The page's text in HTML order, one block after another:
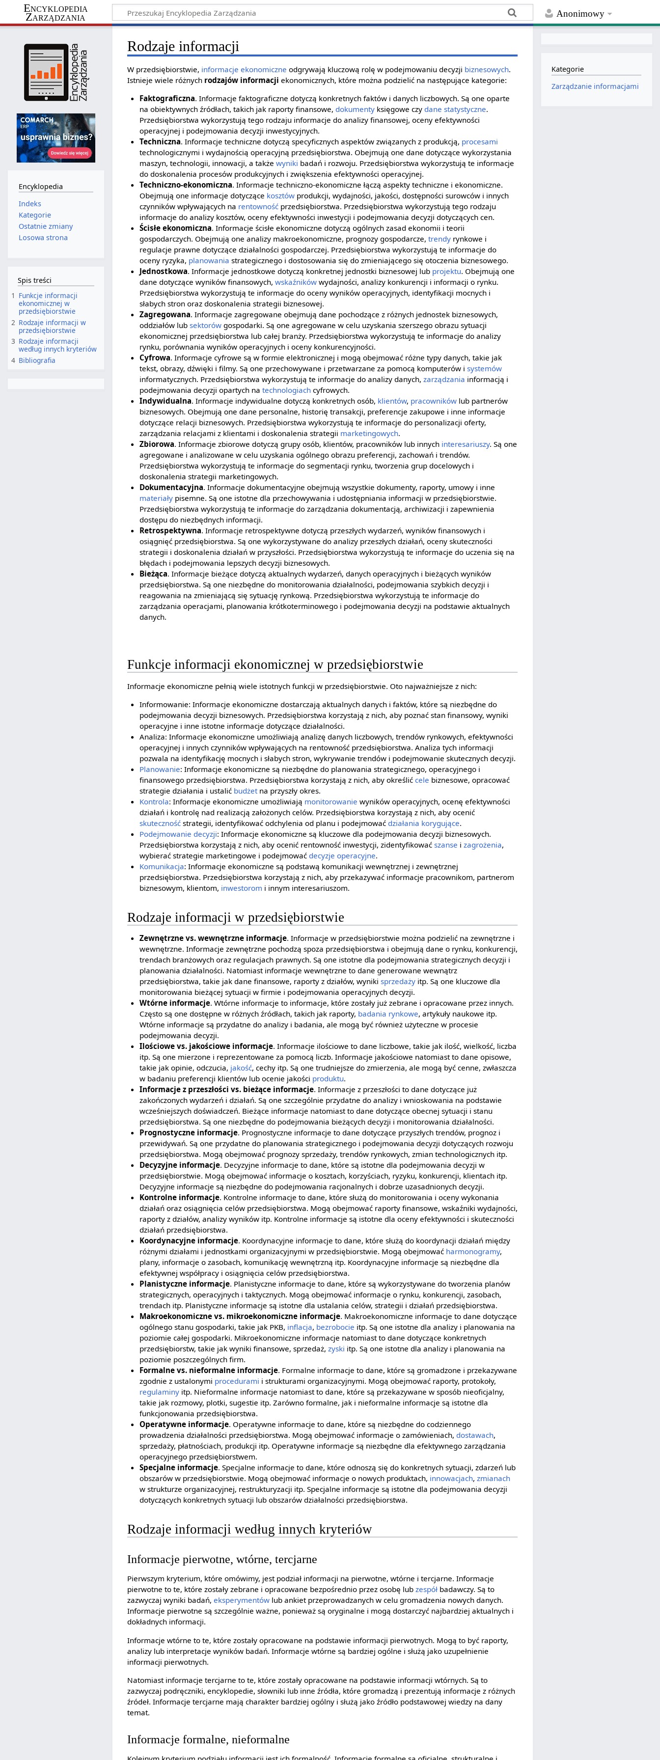
Anonimowy
Encyklopedia
Zarządzania
Rodzaje informacji
W przedsiębiorstwie, informacje ekonomiczne odgrywają kluczową rolę w podejmowaniu decyzji biznesowych.
Istnieje wiele różnych rodzajów informacji ekonomicznych, które można podzielić na następujące kategorie:
Faktograficzna. Informacje faktograficzne dotyczą konkretnych faktów i danych liczbowych. Są one oparte
na obiektywnych źródłach, takich jak raporty finansowe, dokumentyksięgowe czy dane statystyczne.
Przedsiębiorstwa wykorzystują tego rodzaju informacje do analizy finansowej, oceny efektywności
operacyjnej i podejmowania decyzji inwestycyjnych.
Techniczna. Informacje techniczne dotyczą specyficznych aspektów związanych z produkcją, procesami
technologicznymi i wydajnością operacyjną przedsiębiorstwa. Obejmują one dane dotyczące wykorzystania
maszyn, technologii, innowacji, a także wyniki badań i rozwoju. Przedsiębiorstwa wykorzystują te informacje
do doskonalenia procesów produkcyjnych i zwiększenia efektywności operacyjnej.
Techniczno-ekonomiczna. Informacje techniczno-ekonomiczne łączą aspekty techniczne i ekonomiczne.
Obejmują one informacje dotyczące kosztówprodukcji, wydajności, jakości, dostępności surowców i innych
czynników wpływających na rentownośćprzedsiębiorstwa. Przedsiębiorstwa wykorzystują tego rodzaju
informacje do analizy kosztów, oceny efektywności inwestycji i podejmowania decyzji dotyczących cen.
Ścisłe ekonomiczna. Informacje ścisłe ekonomiczne dotyczą ogólnych zasad ekonomii i teorii
gospodarczych. Obejmują one analizy makroekonomiczne, prognozy gospodarcze, trendyrynkowe i
regulacje prawne dotyczące działalności gospodarczej. Przedsiębiorstwa wykorzystują te informacje do
oceny ryzyka, planowania strategicznego i dostosowania się do zmieniającego się otoczenia biznesowego.
Jednostkowa. Informacje jednostkowe dotyczą konkretnej jednostki biznesowej lub projektu. Obejmują one
dane dotyczące wyników finansowych, wskaźnikówwydajności, analizy konkurencji i informacji o rynku.
Przedsiębiorstwa wykorzystują te informacje do oceny wyników operacyjnych, identyfikacji mocnych i
słabych stron oraz doskonalenia strategii biznesowej.
Zagregowana. Informacje zagregowane obejmują dane pochodzące z różnych jednostek biznesowych,
oddziałów lub sektorówgospodarki. Są one agregowane w celu uzyskania szerszego obrazu sytuacji
ekonomicznej przedsiębiorstwa lub całej branży. Przedsiębiorstwa wykorzystują te informacje do analizy
rynku, porównania wyników operacyjnych i oceny konkurencyjności.
Cyfrowa. Informacje cyfrowe są w formie elektronicznej i mogą obejmować różne typy danych, takie jak
tekst, obrazy, dźwięki i filmy. Są one przechowywane i przetwarzane za pomocą komputerów i systemów
informatycznych. Przedsiębiorstwa wykorzystują te informacje do analizy danych, zarządzania informacją i
podejmowania decyzji opartych na technologiachcyfrowych.
Indywidualna. Informacje indywidualne dotyczą konkretnych osób, klientów, pracownikówlub partnerów
biznesowych. Obejmują one dane personalne, historię transakcji, preferencje zakupowe i inne informacje
dotyczące relacji biznesowych. Przedsiębiorstwa wykorzystują te informacje do personalizacji oferty,
zarządzania relacjami z klientami i doskonalenia strategii marketingowych.
Zbiorowa. Informacje zbiorowe dotyczą grupy osób, klientów, pracowników lub innych interesariuszy. Są one
agregowane i analizowane w celu uzyskania ogólnego obrazu preferencji, zachowań i trendów.
Przedsiębiorstwa wykorzystują te informacje do segmentacji rynku, tworzenia grup docelowych i
doskonalenia strategii marketingowych.
Dokumentacyjna. Informacje dokumentacyjne obejmują wszystkie dokumenty, raporty, umowy i inne
materiałypisemne. Są one istotne dla przechowywania i udostępniania informacji w przedsiębiorstwie.
Przedsiębiorstwa wykorzystują te informacje do zarządzania dokumentacją, archiwizacji i zapewnienia
dostępu do niezbędnych informacji.
Retrospektywna. Informacje retrospektywne dotyczą przeszłych wydarzeń, wyników finansowych i
osiągnięć przedsiębiorstwa. Są one wykorzystywane do analizy przeszłych działań, oceny skuteczności
strategii i doskonalenia działań w przyszłości. Przedsiębiorstwa wykorzystują te informacje do uczenia się na
błędach i podejmowania lepszych decyzji biznesowych.
Bieżąca. Informacje bieżące dotyczą aktualnych wydarzeń, danych operacyjnych i bieżących wyników
przedsiębiorstwa. Są one niezbędne do monitorowania działalności, podejmowania szybkich decyzji i
reagowania na zmieniającą się sytuację rynkową. Przedsiębiorstwa wykorzystują te informacje do
zarządzania operacjami, planowania krótkoterminowego i podejmowania decyzji na podstawie aktualnych
danych.
Funkcje informacji ekonomicznej w przedsiębiorstwie
Informacje ekonomiczne pełnią wiele istotnych funkcji w przedsiębiorstwie. Oto najważniejsze z nich:
Informowanie: Informacje ekonomiczne dostarczają aktualnych danych i faktów, które są niezbędne do
podejmowania decyzji biznesowych. Przedsiębiorstwa korzystają z nich, aby poznać stan finansowy, wyniki
operacyjne i inne istotne informacje dotyczące działalności.
Analiza: Informacje ekonomiczne umożliwiają analizę danych liczbowych, trendów rynkowych, efektywności
operacyjnej i innych czynników wpływających na rentowność przedsiębiorstwa. Analiza tych informacji
pozwala na identyfikację mocnych i słabych stron, wykrywanie trendów i podejmowanie skutecznych decyzji.
Planowanie: Informacje ekonomiczne są niezbędne do planowania strategicznego, operacyjnego i
finansowego przedsiębiorstwa. Przedsiębiorstwa korzystają z nich, aby określić cele biznesowe, opracować
strategie działania i ustalić budżetna przyszły okres.
Kontrola: Informacje ekonomiczne umożliwiają monitorowanie wyników operacyjnych, ocenę efektywności
działań i kontrolę nad realizacją założonych celów. Przedsiębiorstwa korzystają z nich, aby ocenić
skutecznośćstrategii, identyfikować odchylenia od planu i podejmować działania korygujące.
Podejmowanie decyzji: Informacje ekonomiczne są kluczowe dla podejmowania decyzji biznesowych.
Przedsiębiorstwa korzystają z nich, aby ocenić rentowność inwestycji, zidentyfikować szanse i zagrożenia,
wybierać strategie marketingowe i podejmować decyzje operacyjne.
Komunikacja: Informacje ekonomiczne są podstawą komunikacji wewnętrznej i zewnętrznej
przedsiębiorstwa. Przedsiębiorstwa korzystają z nich, aby przekazywać informacje pracownikom, partnerom
biznesowym, klientom, inwestorom i innym interesariuszom.
Rodzaje informacji w przedsiębiorstwie
Zewnętrzne vs. wewnętrzne informacje. Informacje w przedsiębiorstwie można podzielić na zewnętrzne i
wewnętrzne. Informacje zewnętrzne pochodzą spoza przedsiębiorstwa i obejmują dane o rynku, konkurencji,
trendach branżowych oraz regulacjach prawnych. Są one istotne dla podejmowania strategicznych decyzji i
planowania działalności. Natomiast informacje wewnętrzne to dane generowane wewnątrz
przedsiębiorstwa, takie jak dane finansowe, raporty z działów, wyniki sprzedażyitp. Są one kluczowe dla
monitorowania bieżącej sytuacji w firmie i podejmowania operacyjnych decyzji.
Wtórne informacje. Wtórne informacje to informacje, które zostały już zebrane i opracowane przez innych.
Często są one dostępne w różnych źródłach, takich jak raporty, badania rynkowe, artykuły naukowe itp.
Wtórne informacje są przydatne do analizy i badania, ale mogą być również użyteczne w procesie
podejmowania decyzji.
Ilościowe vs. jakościowe informacje. Informacje ilościowe to dane liczbowe, takie jak ilość, wielkość, liczba
itp. Są one mierzone i reprezentowane za pomocą liczb. Informacje jakościowe natomiast to dane opisowe,
takie jak opinie, odczucia, jakość, cechy itp. Są one trudniejsze do zmierzenia, ale mogą być cenne, zwłaszcza
w badaniu preferencji klientów lub ocenie jakości produktu.
Informacje z przeszłości vs. bieżące informacje. Informacje z przeszłości to dane dotyczące już
zakończonych wydarzeń i działań. Są one szczególnie przydatne do analizy i wnioskowania na podstawie
wcześniejszych doświadczeń. Bieżące informacje natomiast to dane dotyczące obecnej sytuacji i stanu
przedsiębiorstwa. Są one niezbędne do podejmowania bieżących decyzji i monitorowania działalności.
Prognostyczne informacje. Prognostyczne informacje to dane dotyczące przyszłych trendów, prognoz i
przewidywań. Są one przydatne do planowania strategicznego i podejmowania decyzji dotyczących rozwoju
przedsiębiorstwa. Mogą obejmować prognozy sprzedaży, trendów rynkowych, zmian technologicznych itp.
Decyzyjne informacje. Decyzyjne informacje to dane, które są istotne dla podejmowania decyzji w
przedsiębiorstwie. Mogą obejmować informacje o kosztach, korzyściach, ryzyku, konkurencji, klientach itp.
Decyzyjne informacje są niezbędne do podejmowania racjonalnych i dobrze uzasadnionych decyzji.
Kontrolne informacje. Kontrolne informacje to dane, które służą do monitorowania i oceny wykonania
działań oraz osiągnięcia celów przedsiębiorstwa. Mogą obejmować raporty finansowe, wskaźniki wydajności,
raporty z działów, analizy wyników itp. Kontrolne informacje są istotne dla oceny efektywności i skuteczności
działań przedsiębiorstwa.
Koordynacyjne informacje. Koordynacyjne informacje to dane, które służą do koordynacji działań między
różnymi działami i jednostkami organizacyjnymi w przedsiębiorstwie. Mogą obejmować harmonogramy,
plany, informacje o zasobach, komunikację wewnętrzną itp. Koordynacyjne informacje są niezbędne dla
efektywnej współpracy i osiągnięcia celów przedsiębiorstwa.
Planistyczne informacje. Planistyczne informacje to dane, które są wykorzystywane do tworzenia planów
strategicznych, operacyjnych i taktycznych. Mogą obejmować informacje o rynku, konkurencji, zasobach,
trendach itp. Planistyczne informacje są istotne dla ustalania celów, strategii i działań przedsiębiorstwa.
Makroekonomiczne vs. mikroekonomiczne informacje. Makroekonomiczne informacje to dane dotyczące
ogólnego stanu gospodarki, takie jak PKB, inflacja, bezrobocie itp. Są one istotne dla analizy i planowania na
poziomie całej gospodarki. Mikroekonomiczne informacje natomiast to dane dotyczące konkretnych
przedsiębiorstw, takie jak wyniki finansowe, sprzedaż, zyski itp. Są one istotne dla analizy i planowania na
poziomie poszczególnych firm.
Formalne vs. nieformalne informacje. Formalne informacje to dane, które są gromadzone i przekazywane
zgodnie z ustalonymi procedurami i strukturami organizacyjnymi. Mogą obejmować raporty, protokoły,
regulaminyitp. Nieformalne informacje natomiast to dane, które są przekazywane w sposób nieoficjalny,
takie jak rozmowy, plotki, sugestie itp. Zarówno formalne, jak i nieformalne informacje są istotne dla
funkcjonowania przedsiębiorstwa.
Operatywne informacje. Operatywne informacje to dane, które są niezbędne do codziennego
prowadzenia działalności przedsiębiorstwa. Mogą obejmować informacje o zamówieniach, dostawach,
sprzedaży, płatnościach, produkcji itp. Operatywne informacje są niezbędne dla efektywnego zarządzania
operacyjnego przedsiębiorstwem.
Specjalne informacje. Specjalne informacje to dane, które odnoszą się do konkretnych sytuacji, zdarzeń lub
obszarów w przedsiębiorstwie. Mogą obejmować informacje o nowych produktach, innowacjach, zmianach
w strukturze organizacyjnej, restrukturyzacji itp. Specjalne informacje są istotne dla podejmowania decyzji
dotyczących konkretnych sytuacji lub obszarów działalności przedsiębiorstwa.
Rodzaje informacji według innych kryteriów
Informacje pierwotne, wtórne, tercjarne
Pierwszym kryterium, które omówimy, jest podział informacji na pierwotne, wtórne i tercjarne. Informacje
pierwotne to te, które zostały zebrane i opracowane bezpośrednio przez osobę lubzespół badawczy. Są to
zazwyczaj wyniki badań,eksperymentów lub ankiet przeprowadzanych w celu gromadzenia nowych danych.
Informacje pierwotne są szczególnie ważne, ponieważ są oryginalne i mogą dostarczyć najbardziej aktualnych i
dokładnych informacji.
Informacje wtórne to te, które zostały opracowane na podstawie informacji pierwotnych. Mogą to być raporty,
analizy lub interpretacje wyników badań. Informacje wtórne są bardziej ogólne i służą jako uzupełnienie
informacji pierwotnych.
Natomiast informacje tercjarne to te, które zostały opracowane na podstawie informacji wtórnych. Są to
zazwyczaj podręczniki, encyklopedie, słowniki lub inne źródła, które gromadzą i prezentują informacje z różnych
źródeł. Informacje tercjarne mają charakter bardziej ogólny i służą jako źródło podstawowej wiedzy na dany
temat.
Informacje formalne, nieformalne
Encyklopedia
Indeks
Kategorie
Ostatnie zmiany
Losowa strona
Spis treści
1 Funkcje informacji
ekonomicznej w
przedsiębiorstwie
2 Rodzaje informacji w
przedsiębiorstwie
3 Rodzaje informacji
według innych kryteriów
4 Bibliografia
Kategorie
Zarządzanie informacjami